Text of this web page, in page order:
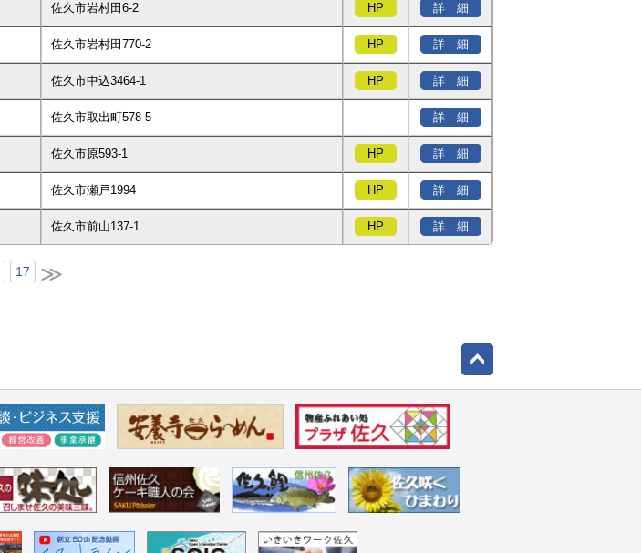
佐久市岩村田6-2 HP 詳 細
佐久市岩村田770-2 HP 詳 細
佐久市中込3464-1 HP 詳 細
佐久市取出町578-5 詳 細
佐久市原593-1 HP 詳 細
佐久市瀬戸1994 HP 詳 細
佐久市前山137-1 HP 詳 細
17 ≫